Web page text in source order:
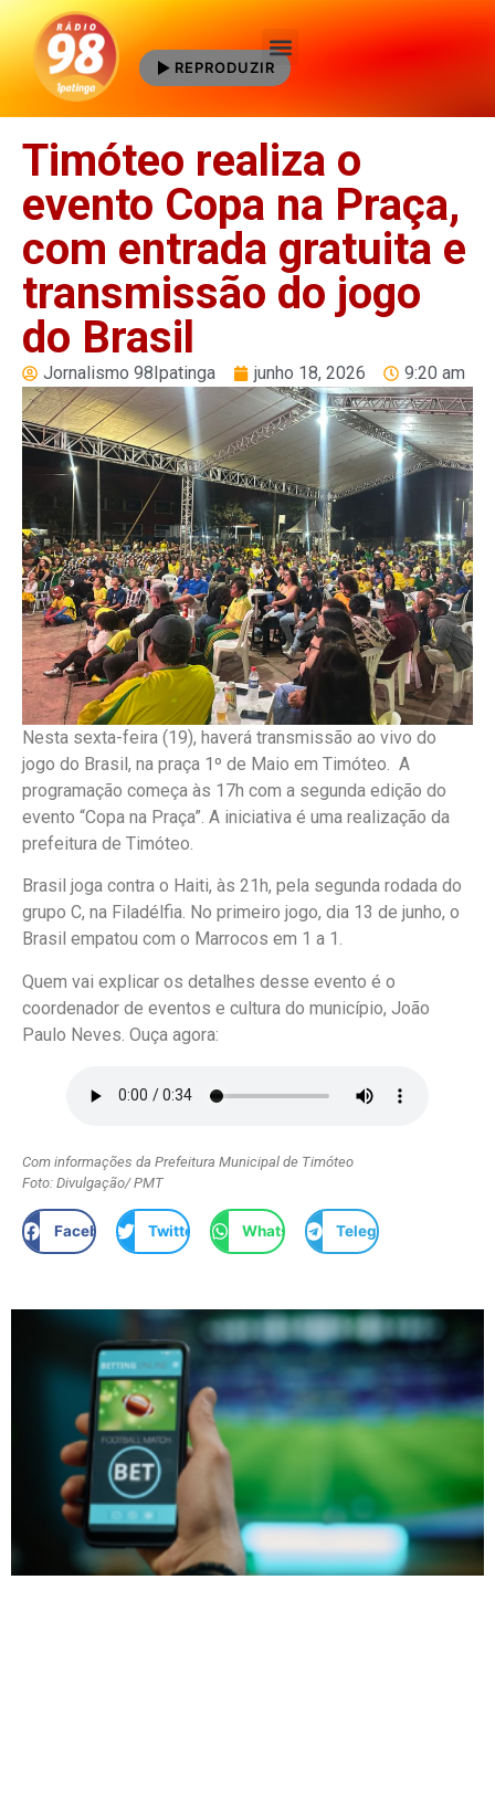
REPRODUZIR
Timóteo realiza o
evento Copa na Praça,
com entrada gratuita e
transmissão do jogo
do Brasil
Jornalismo 98Ipatinga junho 18, 2026 9:20 am
Nesta sexta-feira (19), haverá transmissão ao vivo do
jogo do Brasil, na praça 1º de Maio em Timóteo. A
programação começa às 17h com a segunda edição do
evento “Copa na Praça”. A iniciativa é uma realização da
prefeitura de Timóteo.
Brasil joga contra o Haiti, às 21h, pela segunda rodada do
grupo C, na Filadélfia. No primeiro jogo, dia 13 de junho, o
Brasil empatou com o Marrocos em 1 a 1.
Quem vai explicar os detalhes desse evento é o
coordenador de eventos e cultura do município, João
Paulo Neves. Ouça agora:
Com informações da Prefeitura Municipal de Timóteo
Foto: Divulgação/ PMT
Facebook Twitter WhatsApp Telegram